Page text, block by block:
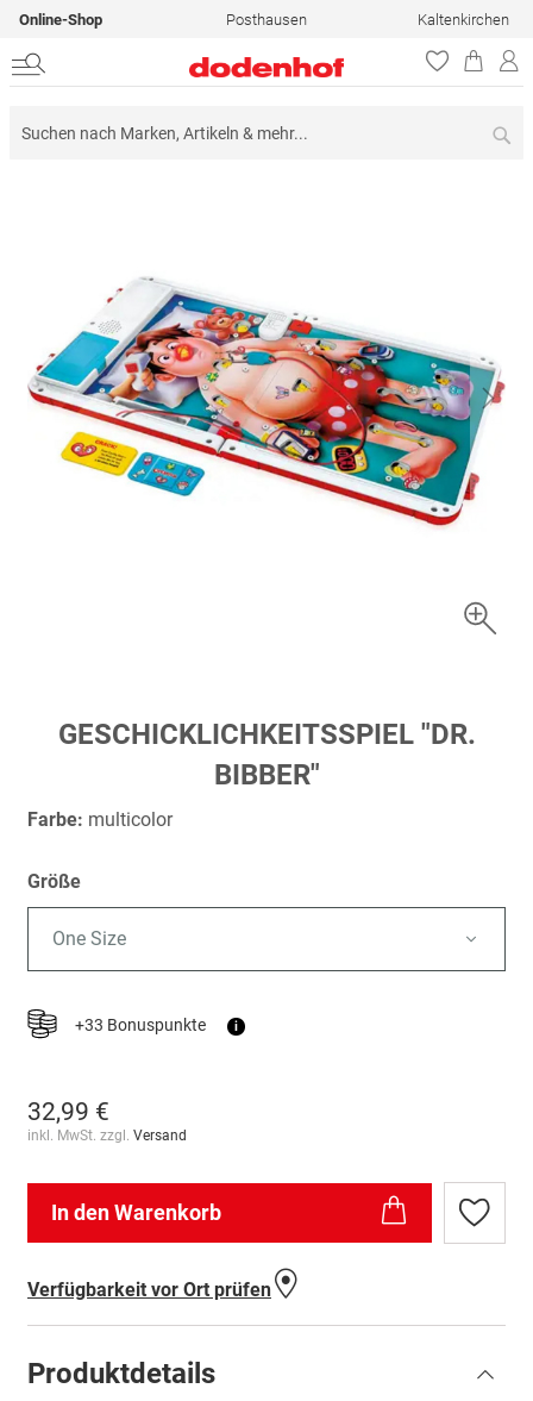
Online-Shop Posthausen Kaltenkirchen
Anfang
springen
GESCHICKLICHKEITSSPIEL "DR.
BIBBER"
Farbe: multicolor
Größe
One Size
+33 Bonuspunkte i
32,99 €
inkl. MwSt. zzgl. Versand
In den Warenkorb
Zur
Verfügbarkeit vor Ort prüfen
Produktdetails